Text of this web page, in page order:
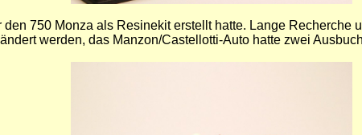
750 Monza als Resinekit erstellt hatte. Lange
werden, das Manzon/Castellotti-Auto hatte zwei